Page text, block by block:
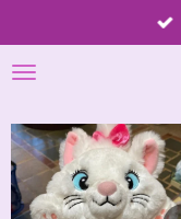
direct
naar
hoofdinhoud